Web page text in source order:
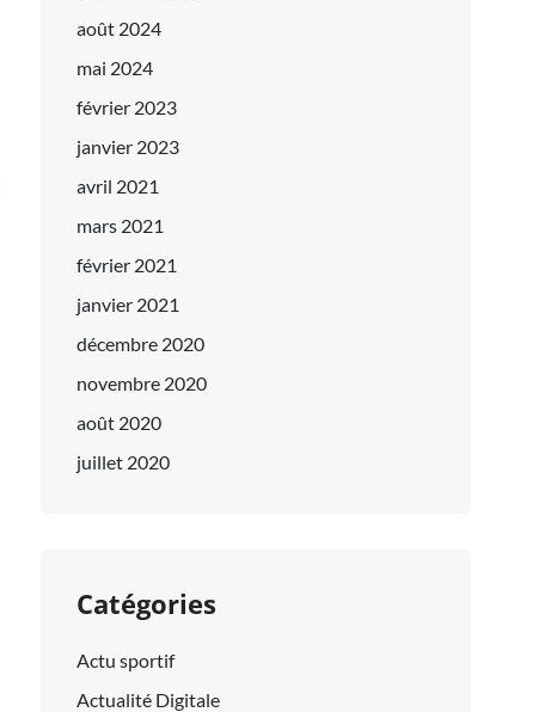
août 2024
mai 2024
février 2023
janvier 2023
avril 2021
mars 2021
février 2021
janvier 2021
décembre 2020
novembre 2020
août 2020
juillet 2020
Catégories
Actu sportif
Actualité Digitale